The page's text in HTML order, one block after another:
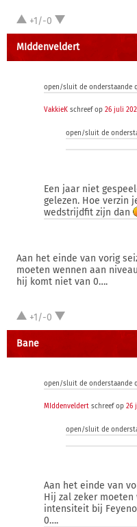
+1/-0
MIddenveldert
open/sluit de onderstaande
VakkieK schreef op 26 juli
open/sluit de
Een jaar niet
gelezen. Hoe verzin
wedstrijdfit zijn dan
Aan het einde van vorig
moeten wennen aan
hij komt niet van 0….
+1/-0
Bane
open/sluit de onderstaande
MIddenveldert schreef op 26
open/sluit de
Aan het einde van
Hij zal zeker
intensiteit bij
0….